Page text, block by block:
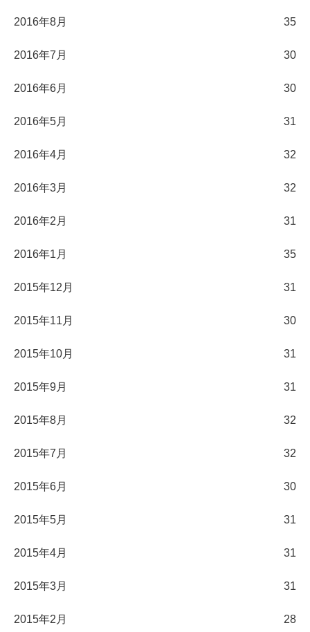
2016年8月 35
2016年7月 30
2016年6月 30
2016年5月 31
2016年4月 32
2016年3月 32
2016年2月 31
2016年1月 35
2015年12月 31
2015年11月 30
2015年10月 31
2015年9月 31
2015年8月 32
2015年7月 32
2015年6月 30
2015年5月 31
2015年4月 31
2015年3月 31
2015年2月 28